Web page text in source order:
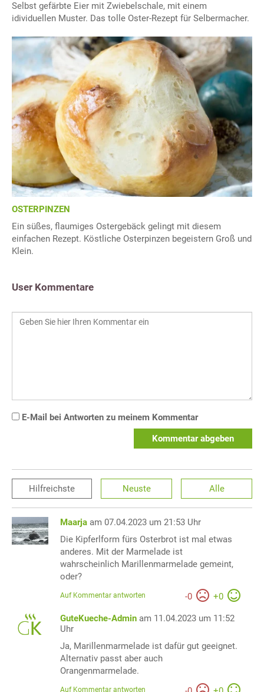
Selbst gefärbte Eier mit Zwiebelschale, mit einem
idividuellen Muster. Das tolle Oster-Rezept für Selbermacher.
OSTERPINZEN
Ein süßes, flaumiges Ostergebäck gelingt mit diesem
einfachen Rezept. Köstliche Osterpinzen begeistern Groß und
Klein.
User Kommentare
E-Mail bei Antworten zu meinem Kommentar
Kommentar abgeben
Hilfreichste Neuste Alle
Maarja am 07.04.2023 um 21:53 Uhr
Die Kipferlform fürs Osterbrot ist mal etwas
anderes. Mit der Marmelade ist
wahrscheinlich Marillenmarmelade gemeint,
oder?
-0 +0
Auf Kommentar antworten
GuteKueche-Admin am 11.04.2023 um 11:52
Uhr
Ja, Marillenmarmelade ist dafür gut geeignet.
Alternativ passt aber auch
Orangenmarmelade.
Auf Kommentar antworten